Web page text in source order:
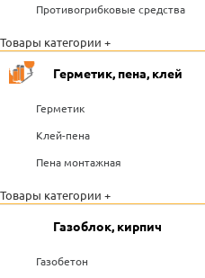
Противогрибковые средства
Товары категории +
Герметик, пена, клей
Герметик
Клей-пена
Пена монтажная
Товары категории +
Газоблок, кирпич
Газобетон